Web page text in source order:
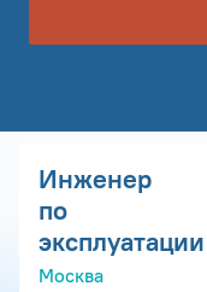
Инженер
по
эксплуатации
Москва